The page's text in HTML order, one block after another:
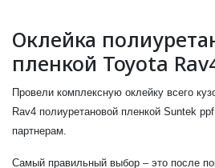
Оклейка
пленкой Toyota
Провели комплексную оклейку всего
Rav4 полиуретановой пленкой Suntek
партнерам.
Самый правильный выбор – это после